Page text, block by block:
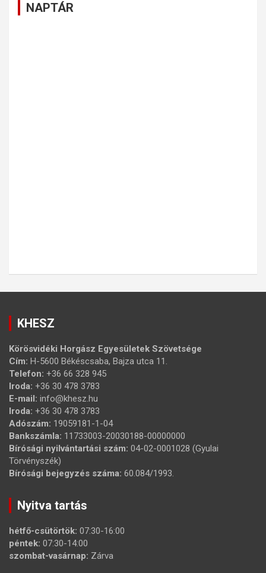
NAPTÁR
KHESZ
Körösvidéki Horgász Egyesületek Szövetsége
Cím: H-5600 Békéscsaba, Bajza utca 11.
Telefon: +36 66 328 945
Iroda: +36 30 478 3783
E-mail: info@khesz.hu
Iroda: +36 30 478 3783
Adószám: 19059181-1-04
Bankszámla: 11733003-20030188-00000000
Bírósági nyilvántartási szám: 04-02-0001028 (Gyulai
Törvényszék)
Bírósági bejegyzés száma: 60.084/1993.
Nyitva tartás
hétfő-csütörtök: 07:30-16:00
péntek: 07:30-14:00
szombat-vasárnap: Zárva